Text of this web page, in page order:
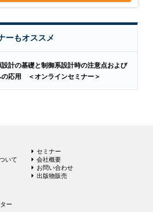
ーもオススメ
計の基礎と制御系設計時の注意点および
の応用 ＜オンラインセミナー＞
セミナー
いて
会社概要
お問い合わせ
出版物販売
ー